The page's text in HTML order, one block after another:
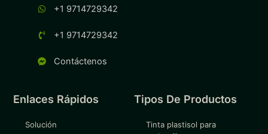
Enlaces Rápidos
Solución
Tipos De Productos
Tinta plastisol para
+1 9714729342
+1 9714729342
Contáctenos